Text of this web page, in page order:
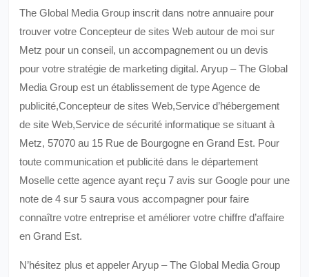
The Global Media Group inscrit dans notre annuaire pour
trouver votre Concepteur de sites Web autour de moi sur
Metz pour un conseil, un accompagnement ou un devis
pour votre stratégie de marketing digital. Aryup – The Global
Media Group est un établissement de type Agence de
publicité,Concepteur de sites Web,Service d’hébergement
de site Web,Service de sécurité informatique se situant à
Metz, 57070 au 15 Rue de Bourgogne en Grand Est. Pour
toute communication et publicité dans le département
Moselle cette agence ayant reçu 7 avis sur Google pour une
note de 4 sur 5 saura vous accompagner pour faire
connaître votre entreprise et améliorer votre chiffre d’affaire
en Grand Est.
N’hésitez plus et appeler Aryup – The Global Media Group